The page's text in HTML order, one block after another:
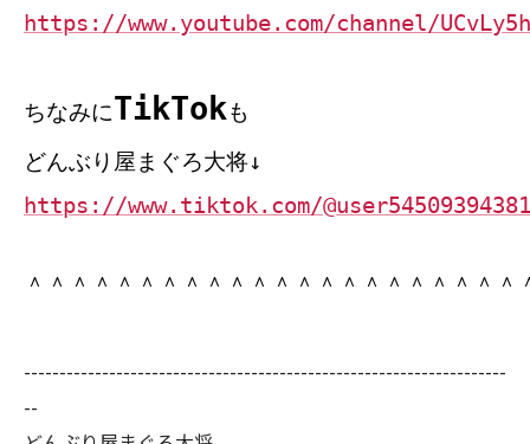
https://www.youtube.com/channel/
ちなみにTikTokも
どんぶり屋まぐろ大将↓
https://www.tiktok.com/
＾＾＾＾＾＾＾＾＾＾＾＾＾＾＾＾＾＾＾＾＾
--------------------------------------------------------------------
--